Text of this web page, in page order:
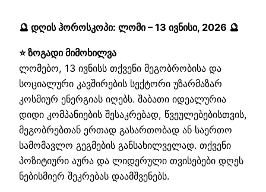
🔮 დღის ჰოროსკოპი: ლომი – 13 ივნისი, 2026 🔮
⭐ ზოგადი მიმოხილვა
ლომებო, 13 ივნისს თქვენი მეგობრობისა და
სოციალური კავშირების სექტორი უზარმაზარ
კოსმიურ ენერგიას იღებს. შაბათი იდეალურია
დიდი კომპანიების შესაკრებად, წვეულებებისთვის,
მეგობრებთან ერთად გასართობად ან საერთო
სამომავლო გეგმების განსახილველად. თქვენი
პოზიტიური აურა და ლიდერული თვისებები დღეს
ნებისმიერ შეკრებას დაამშვენებს.